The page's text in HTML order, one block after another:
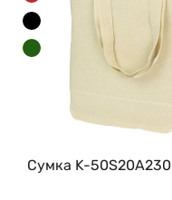
Сумка K-50S20A230